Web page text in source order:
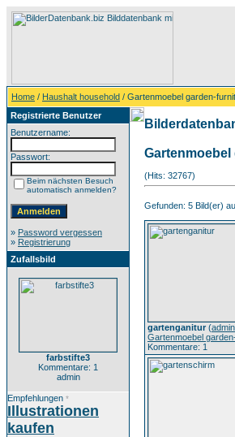
Home / Haushalt household / Gartenmoebel garden-
Registrierte Benutzer
Benutzername:
Passwort:
Beim nächsten Besuch
automatisch anmelden?
» Password vergessen
» Registrierung
Zufallsbild
farbstifte3
Kommentare: 1
admin
Empfehlungen *
Illustrationen
kaufen
(Hits: 32767)
Gefunden: 5 Bild(er)
gartenganitur(admin
Gartenmoebel
Kommentare: 1